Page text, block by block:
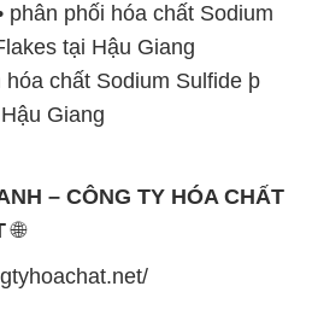
phối hóa chất Sodium
tại Hậu Giang
chất Sodium Sulfide þ
Giang
– CÔNG TY HÓA CHẤT
🌐